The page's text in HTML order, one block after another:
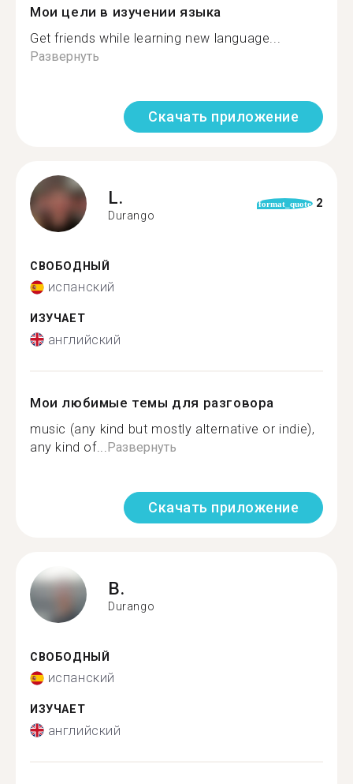
Мои цели в изучении языка
Get friends while learning new language...
Развернуть
Скачать приложение
L.
Durango
format_quote 2
СВОБОДНЫЙ
испанский
ИЗУЧАЕТ
английский
Мои любимые темы для разговора
music (any kind but mostly alternative or indie),
any kind of... Развернуть
Скачать приложение
B.
Durango
СВОБОДНЫЙ
испанский
ИЗУЧАЕТ
английский